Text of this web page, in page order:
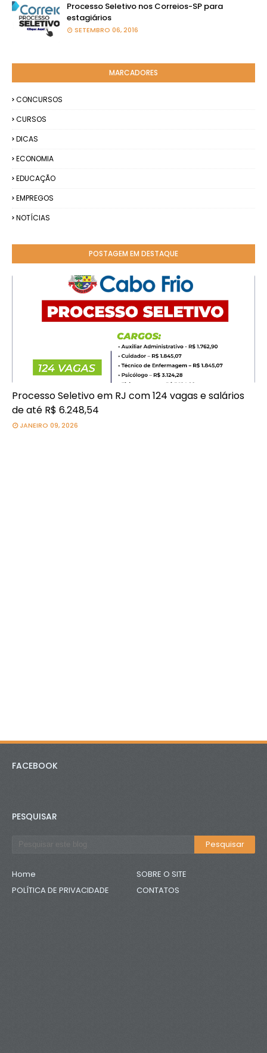
Processo Seletivo nos Correios-SP para
estagiários
SETEMBRO 06, 2016
MARCADORES
CONCURSOS
CURSOS
DICAS
ECONOMIA
EDUCAÇÃO
EMPREGOS
NOTÍCIAS
POSTAGEM EM DESTAQUE
Processo Seletivo em RJ com 124 vagas e salários
de até R$ 6.248,54
JANEIRO 09, 2026
FACEBOOK
PESQUISAR
Home
SOBRE O SITE
POLÍTICA DE PRIVACIDADE
CONTATOS